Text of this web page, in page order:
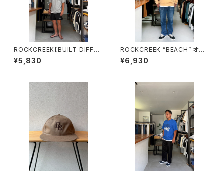
ROCKCREEK【BUILT DIFFER
ENT】Tee ロッククリーク Gra
y
¥5,830
ROCKCREEK ”BEACH” オー
センティックパイルクルー ロック
クリーク ヴィンテージイエロー
¥6,930